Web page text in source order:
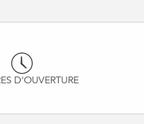
D'OUVERTURE